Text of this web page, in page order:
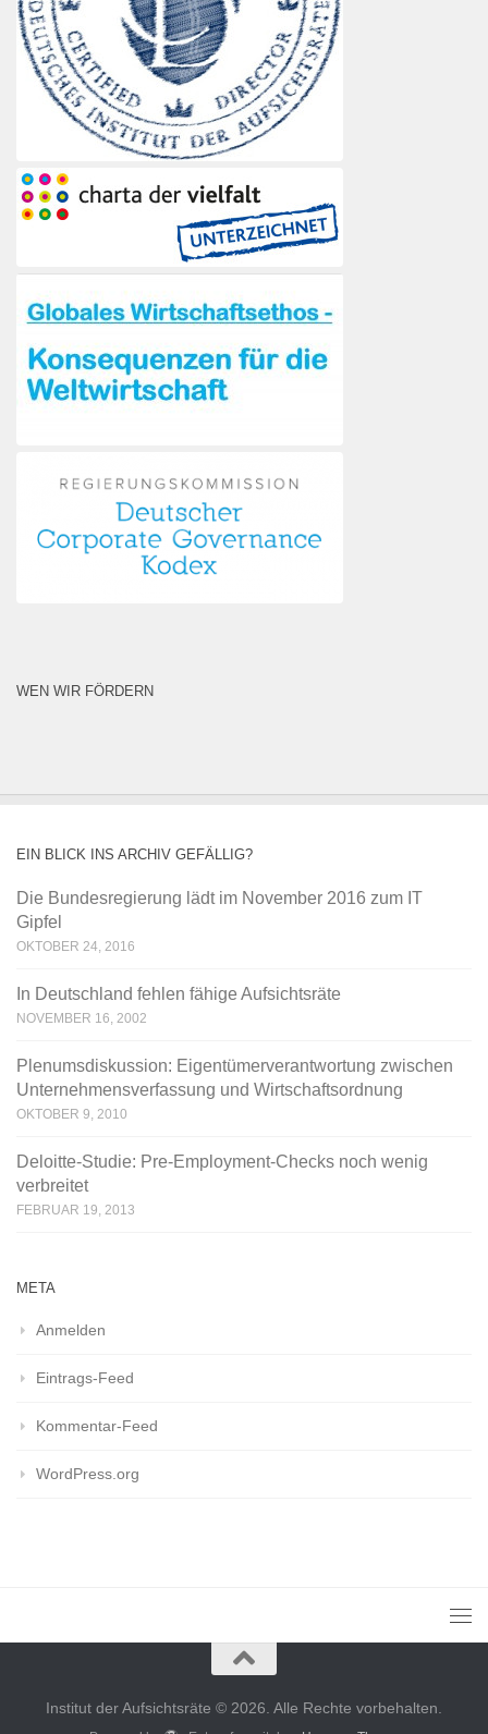
WEN WIR FÖRDERN
EIN BLICK INS ARCHIV GEFÄLLIG?
Die Bundesregierung lädt im November 2016 zum IT
Gipfel
OKTOBER 24, 2016
In Deutschland fehlen fähige Aufsichtsräte
NOVEMBER 16, 2002
Plenumsdiskussion: Eigentümerverantwortung zwischen
Unternehmensverfassung und Wirtschaftsordnung
OKTOBER 9, 2010
Deloitte-Studie: Pre-Employment-Checks noch wenig
verbreitet
FEBRUAR 19, 2013
META
Anmelden
Eintrags-Feed
Kommentar-Feed
WordPress.org
Institut der Aufsichtsräte © 2026. Alle Rechte vorbehalten.